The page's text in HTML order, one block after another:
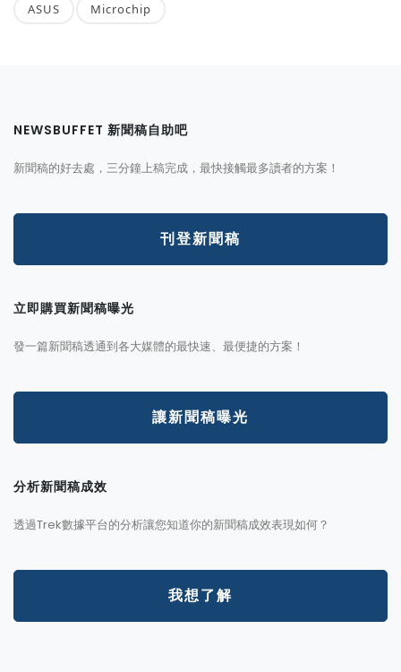
ASUS Microchip
NEWSBUFFET 新聞稿自助吧
新聞稿的好去處，三分鐘上稿完成，最快接觸最多讀者的方案！
刊登新聞稿
立即購買新聞稿曝光
發一篇新聞稿透通到各大媒體的最快速、最便捷的方案！
讓新聞稿曝光
分析新聞稿成效
透過Trek數據平台的分析讓您知道你的新聞稿成效表現如何？
我想了解